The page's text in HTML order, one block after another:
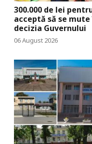
300.000 de lei
acceptă să se
decizia Guvernului
06 August 2026